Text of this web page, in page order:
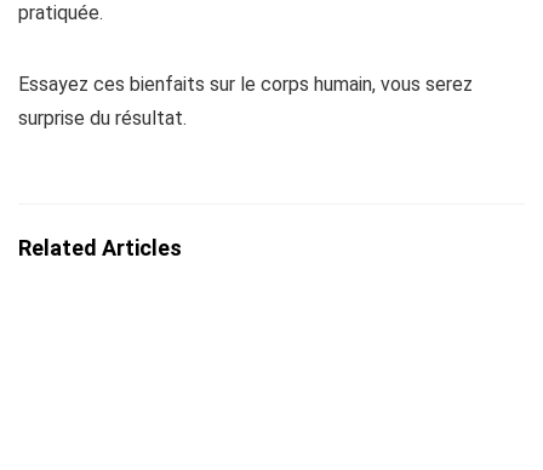
pratiquée.
Essayez ces bienfaits sur le corps humain, vous serez
surprise du résultat.
Related Articles